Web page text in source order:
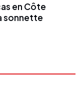
en Côte
sonnette